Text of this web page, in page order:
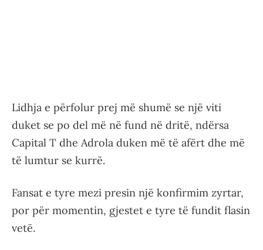
Lidhja e përfolur prej më shumë se një viti
duket se po del më në fund në dritë, ndërsa
Capital T dhe Adrola duken më të afërt dhe më
të lumtur se kurrë.
Fansat e tyre mezi presin një konfirmim zyrtar,
por për momentin, gjestet e tyre të fundit flasin
vetë.